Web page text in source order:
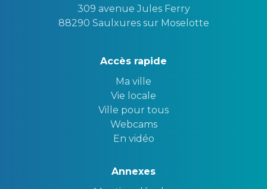
309 avenue Jules Ferry
88290 Saulxures sur Moselotte
Accès rapide
Ma ville
Vie locale
Ville pour tous
Webcams
En vidéo
Annexes